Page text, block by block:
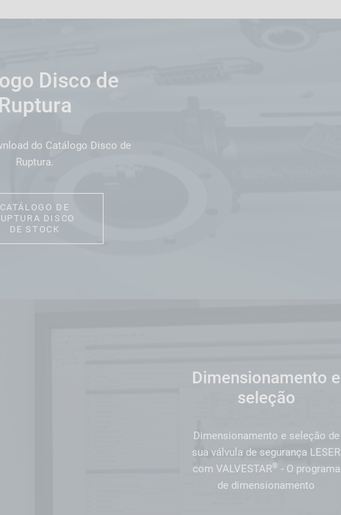
Disco de
Ruptura
do Catálogo Disco de
Ruptura.
CATÁLOGO DE
DISCO
DE STOCK
Dimensionamento e
seleção
Dimensionamento e seleção de
sua válvula de segurança LESER
com VALVESTAR® - O programa
de dimensionamento